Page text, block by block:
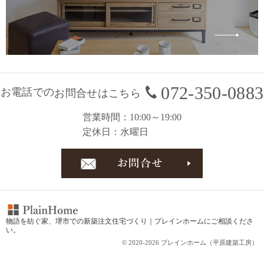
お電話でのお問合せはこちら 072-350-0883
営業時間
10:00～19:00
定休日
水曜日
© 2020-2026 プレインホーム（平原建築工房）
物語を紡ぐ家、 堺市での新築注文住宅づくり｜プレインホームにご相談くださ
い。